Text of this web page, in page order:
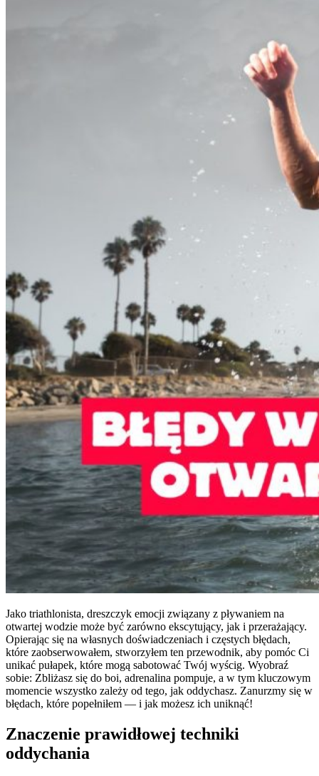
Jako triathlonista, dreszczyk emocji związany z pływaniem na
otwartej wodzie może być zarówno ekscytujący, jak i przerażający.
Opierając się na własnych doświadczeniach i częstych błędach,
które zaobserwowałem, stworzyłem ten przewodnik, aby pomóc Ci
unikać pułapek, które mogą sabotować Twój wyścig. Wyobraź
sobie: Zbliżasz się do boi, adrenalina pompuje, a w tym kluczowym
momencie wszystko zależy od tego, jak oddychasz. Zanurzmy się w
błędach, które popełniłem — i jak możesz ich uniknąć!
Znaczenie prawidłowej techniki
oddychania